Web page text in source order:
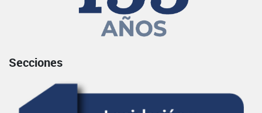
Secciones